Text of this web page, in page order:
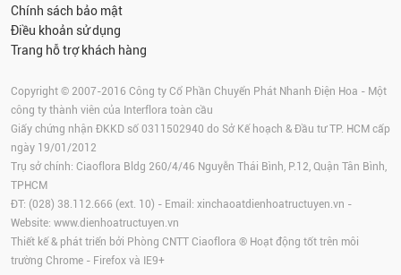
Chính sách bảo mật
Điều khoản sử dụng
Trang hỗ trợ khách hàng
Copyright © 2007-2016 Công ty Cổ Phần Chuyển Phát Nhanh Điện Hoa - Một
công ty thành viên của Interflora toàn cầu
Giấy chứng nhận ĐKKD số 0311502940 do Sở Kế hoạch & Đầu tư TP. HCM cấp
ngày 19/01/2012
Trụ sở chính: Ciaoflora Bldg 260/4/46 Nguyễn Thái Bình, P.12, Quận Tân Bình,
TPHCM
ĐT: (028) 38.112.666 (ext. 10) - Email: xinchaoatdienhoatructuyen.vn -
Website: www.dienhoatructuyen.vn
Thiết kế & phát triển bởi Phòng CNTT Ciaoflora ® Hoạt động tốt trên môi
trường Chrome - Firefox và IE9+